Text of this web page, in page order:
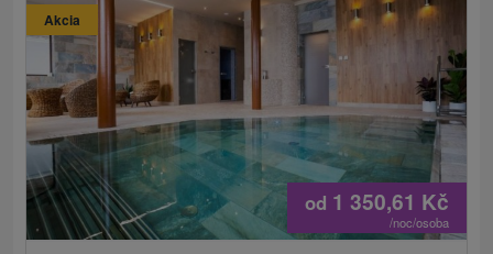
Akcia
od 1 350,61 Kč
/noc/osoba